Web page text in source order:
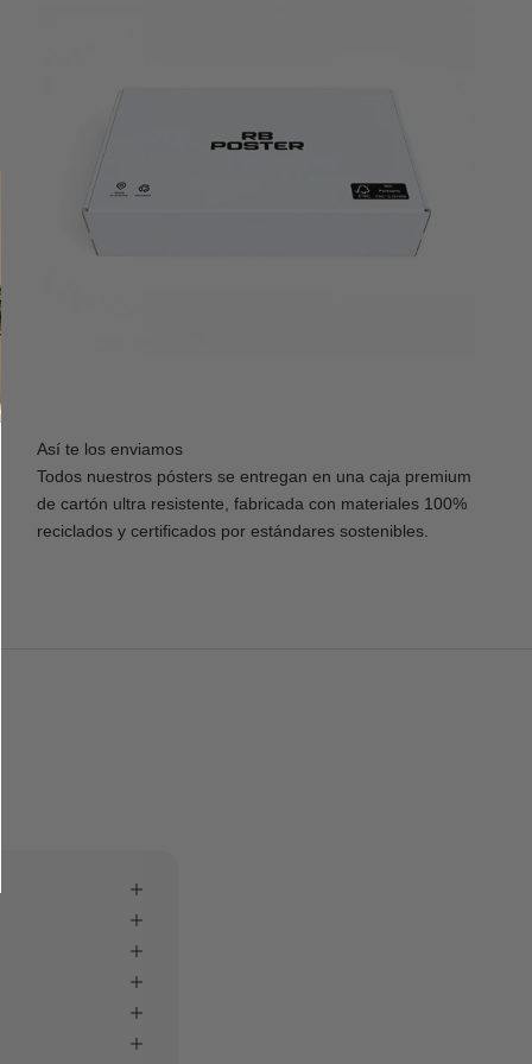
Así te los enviamos
Todos nuestros pósters se entregan en una caja premium
de cartón ultra resistente, fabricada con materiales 100%
reciclados y certificados por estándares sostenibles.